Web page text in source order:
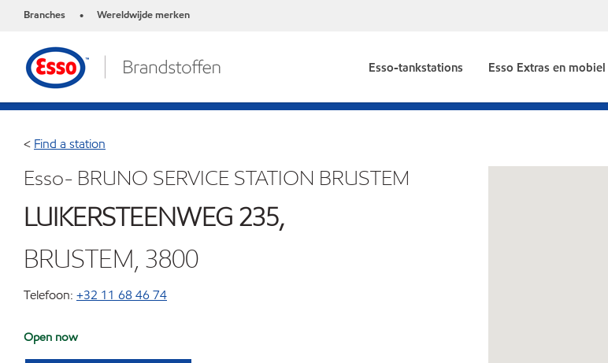
Branches • Wereldwijde merken
Esso-tankstations Esso Extras en
< Find a station
Esso- BRUNO SERVICE STATION BRUSTEM
LUIKERSTEENWEG 235,
BRUSTEM, 3800
Telefoon: +32 11 68 46 74
Open now